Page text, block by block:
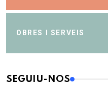
OBRES I SERVEIS
SEGUIU-NOS